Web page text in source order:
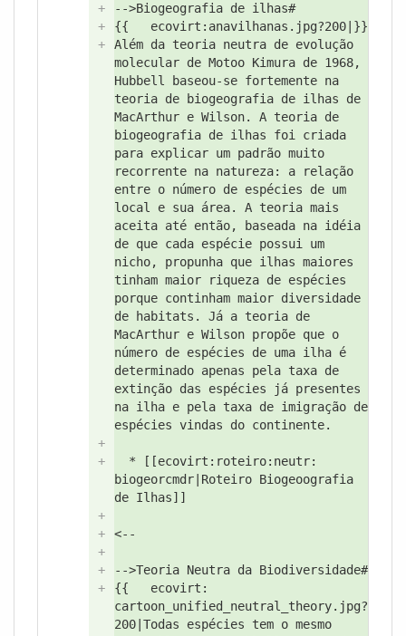
+
-->Biogeografia de ilhas#
+
{{ ecovirt: anavilhanas.jpg?200|}}
+
Além da teoria neutra de evolução
molecular de Motoo Kimura de 1968,
Hubbell baseou-se fortemente na
teoria de biogeografia de ilhas de
MacArthur e Wilson. A teoria de
biogeografia de ilhas foi criada
para explicar um padrão muito
recorrente na natureza: a relação
entre o número de espécies de um
local e sua área. A teoria mais
aceita até então, baseada na idéia
de que cada espécie possui um
nicho, propunha que ilhas maiores
tinham maior riqueza de espécies
porque continham maior diversidade
de habitats. Já a teoria de
MacArthur e Wilson propõe que o
número de espécies de uma ilha é
determinado apenas pela taxa de
extinção das espécies já presentes
na ilha e pela taxa de imigração de
espécies vindas do continente.
+
+
* [[ecovirt: roteiro: neutr:
biogeorcmdr|Roteiro Biogeoografia
de Ilhas]]
+
+
<--
+
+
-->Teoria Neutra da Biodiversidade#
+
{{ ecovirt:
cartoon_unified_neutral_theory.jpg?
200|Todas espécies tem o mesmo